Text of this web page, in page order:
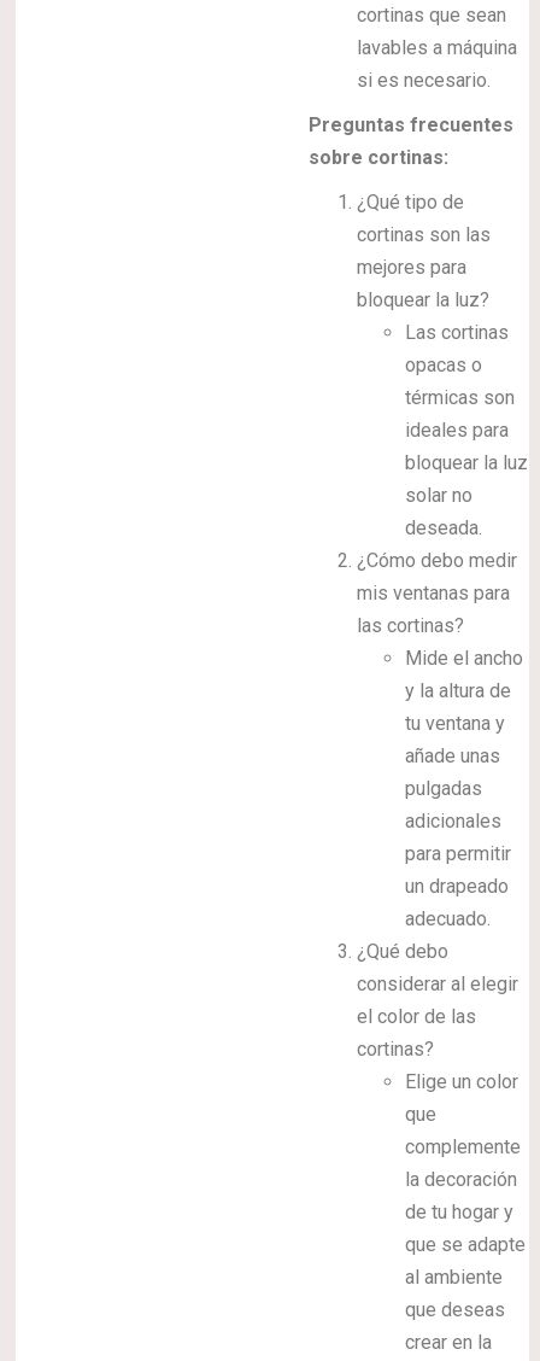
cortinas que sean
lavables a máquina
si es necesario.
Preguntas frecuentes
sobre cortinas:
¿Qué tipo de
cortinas son las
mejores para
bloquear la luz?
Las cortinas
opacas o
térmicas son
ideales para
bloquear la luz
solar no
deseada.
¿Cómo debo medir
mis ventanas para
las cortinas?
Mide el ancho
y la altura de
tu ventana y
añade unas
pulgadas
adicionales
para permitir
un drapeado
adecuado.
¿Qué debo
considerar al elegir
el color de las
cortinas?
Elige un color
que
complemente
la decoración
de tu hogar y
que se adapte
al ambiente
que deseas
crear en la